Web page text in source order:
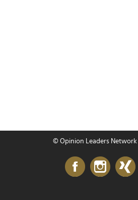
© Opinion Leaders Network